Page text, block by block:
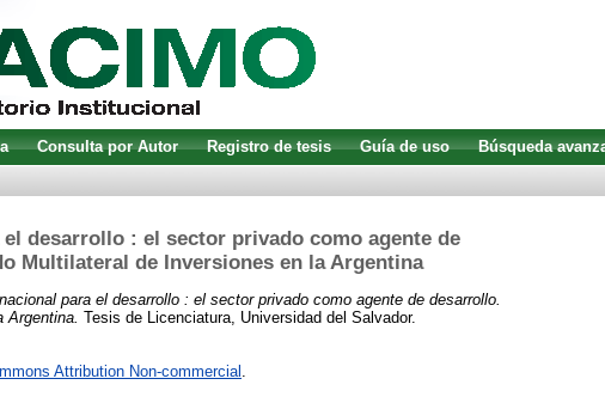
Consulta por Autor Registro de tesis Guía de uso
Búsqueda
desarrollo : el sector privado como agente de
Multilateral de Inversiones en la Argentina
para el desarrollo : el sector privado como agente de desarrollo.
Tesis de Licenciatura, Universidad del Salvador.
Attribution Non-commercial .